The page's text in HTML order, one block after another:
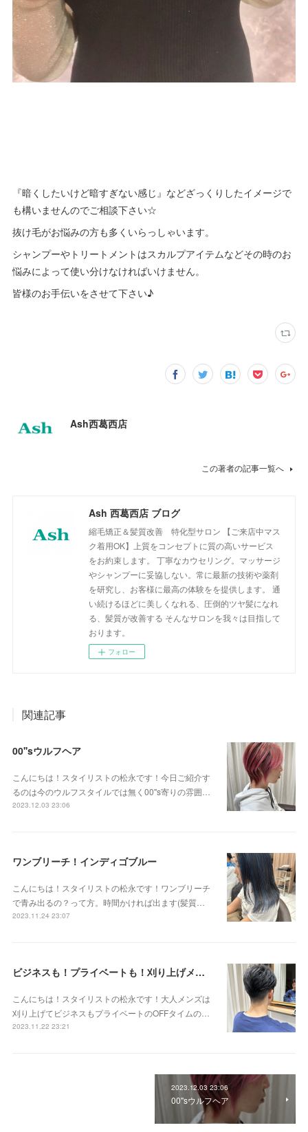
『暗くしたいけど暗すぎない感じ』などざっくりしたイメージで
も構いませんのでご相談下さい☆
抜け毛がお悩みの方も多くいらっしゃいます。
シャンプーやトリートメントはスカルプアイテムなどその時のお
悩みによって使い分けなければいけません。
皆様のお手伝いをさせて下さい♪
Ash西葛西店
この著者の記事一覧へ
Ash 西葛西店 ブログ
縮毛矯正＆髪質改善 特化型サロン 【ご来店中マス
ク着用OK】上質をコンセプトに質の高いサービス
をお約束します。 丁寧なカウセリング。マッサージ
やシャンプーに妥協しない。常に最新の技術や薬剤
を研究し、お客様に最高の体験をを提供します。 通
い続けるほどに美しくなれる、圧倒的ツヤ髪になれ
る、髪質が改善する そんなサロンを我々は目指して
おります。
フォロー
関連記事
00''sウルフヘア
こんにちは！スタイリストの松永です！今日ご紹介す
るのは今のウルフスタイルでは無く00''s寄りの雰囲…
2023.12.03 23:06
ワンブリーチ！インディゴブルー
こんにちは！スタイリストの松永です！ワンブリーチ
で青み出るの？って方。時間かければ出ます(髪質…
2023.11.24 23:07
ビジネスも！プライベートも！刈り上げメンズ
こんにちは！スタイリストの松永です！大人メンズは
刈り上げてビジネスもプライベートのOFFタイムの…
2023.11.22 23:21
2023.12.03 23:06
00''sウルフヘア